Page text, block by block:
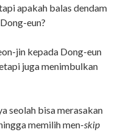
apakah balas dendam
eun?
jin kepada Dong-eun
juga menimbulkan
seolah bisa merasakan
memilih men-skip